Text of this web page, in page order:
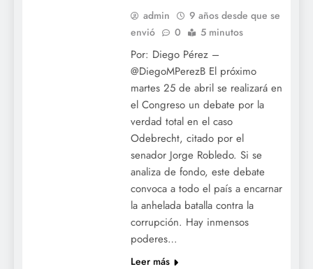
admin
9 años desde que se
envió
0 5 minutos
Por: Diego Pérez –
@DiegoMPerezB El próximo
martes 25 de abril se realizará en
el Congreso un debate por la
verdad total en el caso
Odebrecht, citado por el
senador Jorge Robledo. Si se
analiza de fondo, este debate
convoca a todo el país a encarnar
la anhelada batalla contra la
corrupción. Hay inmensos
poderes…
Leer más